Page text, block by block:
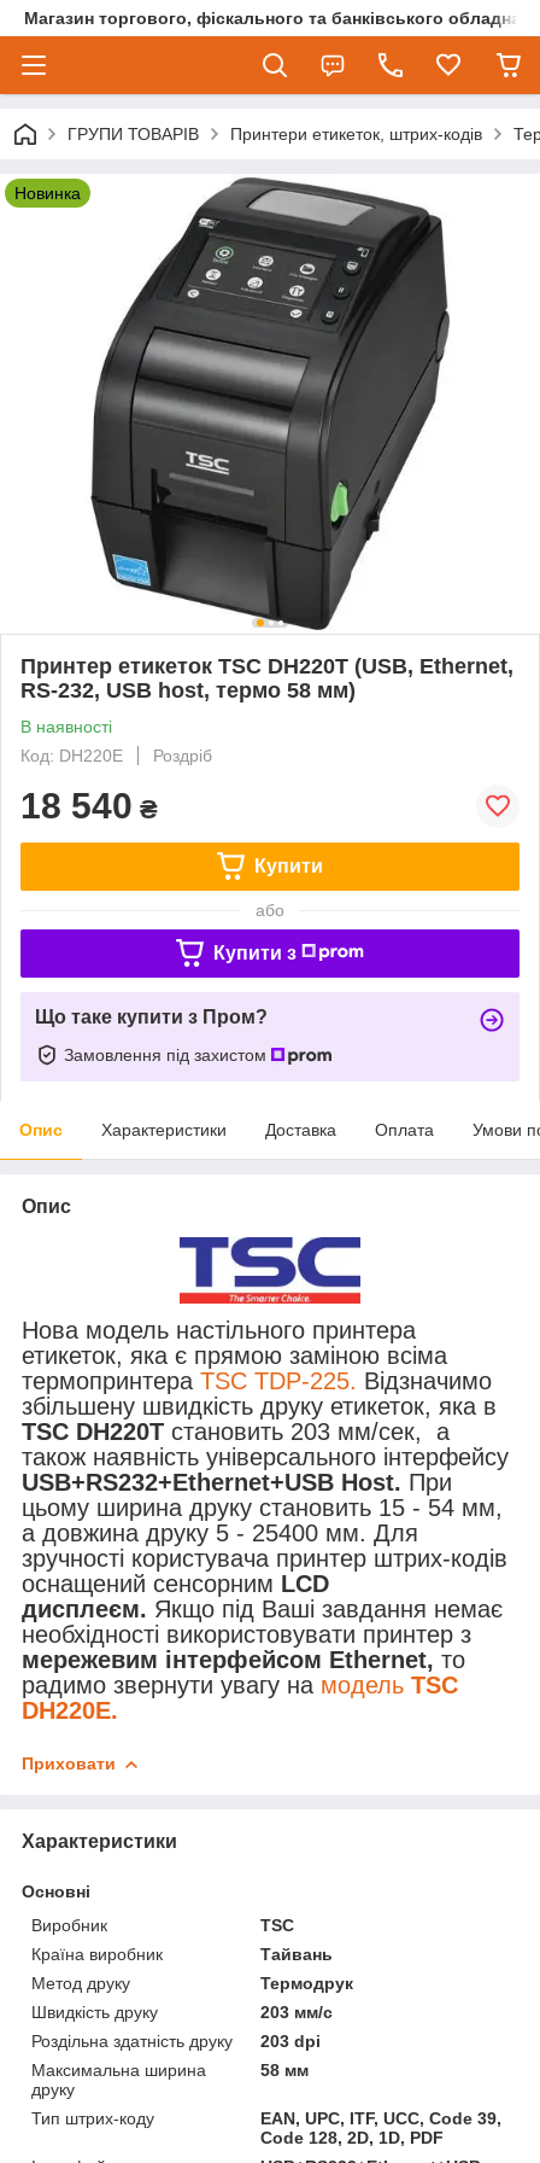
Магазин торгового, фіскального та банківського
ГРУПИ ТОВАРІВ Принтери етикеток, штрих-кодів
Новинка
Принтер етикеток TSC DH220T (USB, Ethernet,
RS-232, USB host, термо 58 мм)
В наявності
Код: DH220E
Роздріб
18 540 ₴
Купити
або
Купити з
Що таке купити з Пром?
Замовлення під захистом
Опис Характеристики Доставка Оплата Умови
Опис
Нова модель настільного принтера
етикеток, яка є прямою заміною всіма
термопринтера TSC TDP-225. Відзначимо
збільшену швидкість друку етикеток, яка в
TSC DH220T становить 203 мм/сек, а
також наявність універсального інтерфейсу
USB+RS232+Ethernet+USB Host. При
цьому ширина друку становить 15 - 54 мм,
а довжина друку 5 - 25400 мм. Для
зручності користувача принтер штрих-кодів
оснащений сенсорним LCD
дисплеєм. Якщо під Ваші завдання немає
необхідності використовувати принтер з
мережевим інтерфейсом Ethernet, то
радимо звернути увагу на модель TSC
DH220E.
Приховати
Характеристики
Основні
Виробник
TSC
Країна виробник
Тайвань
Метод друку
Термодрук
Швидкість друку
203 мм/с
Роздільна здатність друку
203 dpi
Максимальна ширина
друку
58 мм
Тип штрих-коду
EAN, UPC, ITF, UCC, Code 39,
Code 128, 2D, 1D, PDF